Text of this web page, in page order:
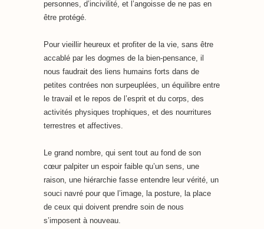
personnes, d’incivilité, et l’angoisse de ne pas en
être protégé.
Pour vieillir heureux et profiter de la vie, sans être
accablé par les dogmes de la bien-pensance, il
nous faudrait des liens humains forts dans de
petites contrées non surpeuplées, un équilibre entre
le travail et le repos de l’esprit et du corps, des
activités physiques trophiques, et des nourritures
terrestres et affectives.
Le grand nombre, qui sent tout au fond de son
cœur palpiter un espoir faible qu’un sens, une
raison, une hiérarchie fasse entendre leur vérité, un
souci navré pour que l’image, la posture, la place
de ceux qui doivent prendre soin de nous
s’imposent à nouveau.